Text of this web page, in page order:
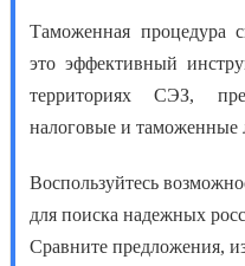
Таможенная процедура
это эффективный
территориях СЭЗ,
налоговые и таможенные
Воспользуйтесь
для поиска надежных
Сравните предложения,